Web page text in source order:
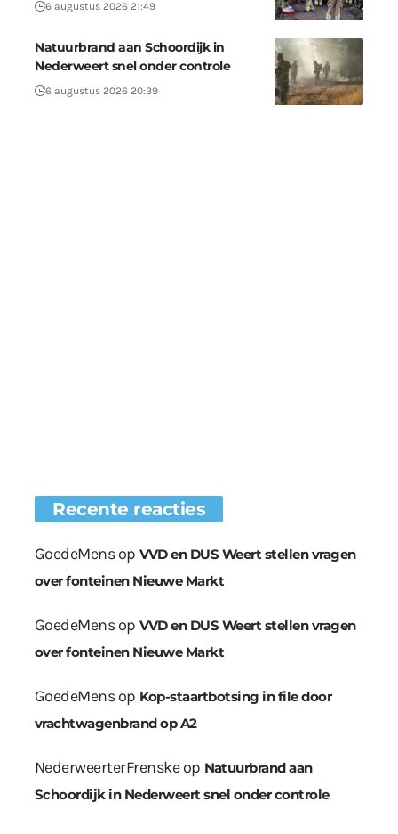
6 augustus 2026 21:49
Natuurbrand aan Schoordijk in
Nederweert snel onder controle
6 augustus 2026 20:39
Recente reacties
GoedeMensop VVD en DUS Weert stellen vragen
over fonteinen Nieuwe Markt
GoedeMensop VVD en DUS Weert stellen vragen
over fonteinen Nieuwe Markt
GoedeMensop Kop-staartbotsing in file door
vrachtwagenbrand op A2
NederweerterFrenskeop Natuurbrand aan
Schoordijk in Nederweert snel onder controle